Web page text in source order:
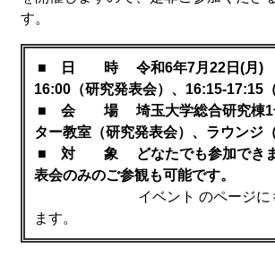
す。
■
日 時 令和6年7月22日(月)
16:00（研究発表会）、16:15-17:15
■ 会 場 埼玉大学総合研究棟1
ター教室（研究発表会）、ラウンジ
■ 対 象 どなたでも参加でき
表会のみのご参観も可能です。
イベント のページにも
ます。